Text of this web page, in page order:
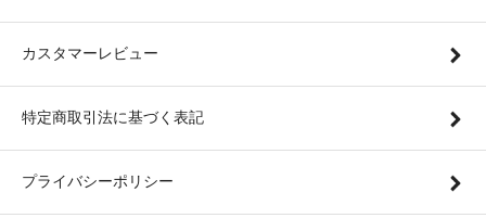
カスタマーレビュー
特定商取引法に基づく表記
プライバシーポリシー